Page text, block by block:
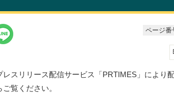
ページ番
スリリース配信サービス「PRTIMES」により配
覧ください。